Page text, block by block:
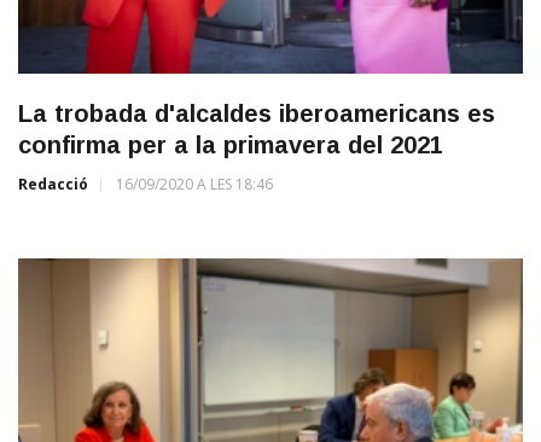
La trobada d'alcaldes iberoamericans es
confirma per a la primavera del 2021
Redacció 16/09/2020 A LES 18:46